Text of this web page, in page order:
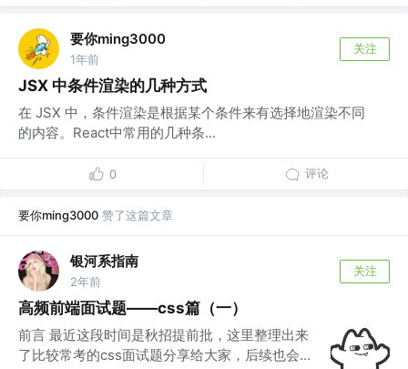
要你ming3000
1年前
关注
JSX 中条件渲染的几种方式
在 JSX 中，条件渲染是根据某个条件来有选择地渲染不同
的内容。React中常用的几种条...
0 评论
要你ming3000 赞了这篇文章
银河系指南
2年前
关注
高频前端面试题——css篇（一）
前言 最近这段时间是秋招提前批，这里整理出来
了比较常考的css面试题分享给大家，后续也会...